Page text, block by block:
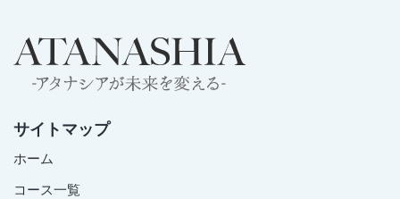
サイトマップ
ホーム
コース一覧